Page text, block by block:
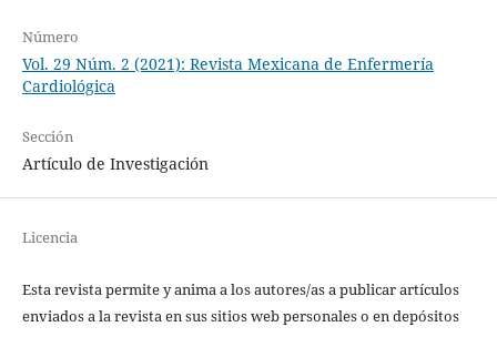
Número
Vol. 29 Núm. 2 (2021): Revista Mexicana de Enfermería
Cardiológica
Sección
Artículo de Investigación
Licencia
Esta revista permite y anima a los autores/as a publicar artículos
enviados a la revista en sus sitios web personales o en depósitos